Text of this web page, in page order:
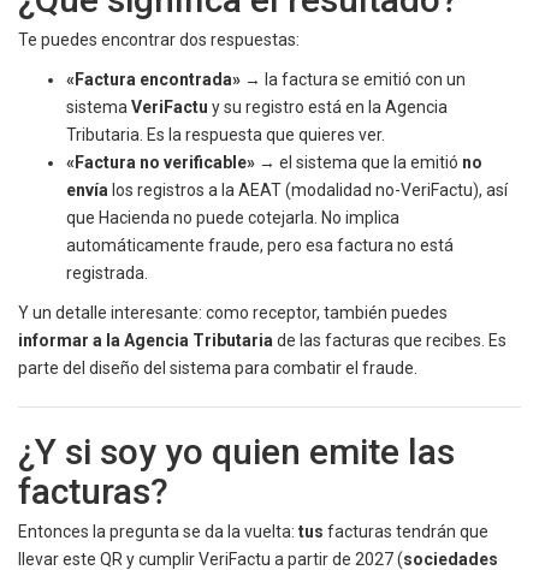
Te puedes encontrar dos respuestas:
«Factura encontrada» → la factura se emitió con un
sistema VeriFactu y su registro está en la Agencia
Tributaria. Es la respuesta que quieres ver.
«Factura no verificable» → el sistema que la emitió no
envía los registros a la AEAT (modalidad no-VeriFactu), así
que Hacienda no puede cotejarla. No implica
automáticamente fraude, pero esa factura no está
registrada.
Y un detalle interesante: como receptor, también puedes
informar a la Agencia Tributaria de las facturas que recibes. Es
parte del diseño del sistema para combatir el fraude.
¿Y si soy yo quien emite las
facturas?
Entonces la pregunta se da la vuelta: tus facturas tendrán que
llevar este QR y cumplir VeriFactu a partir de 2027 (sociedades